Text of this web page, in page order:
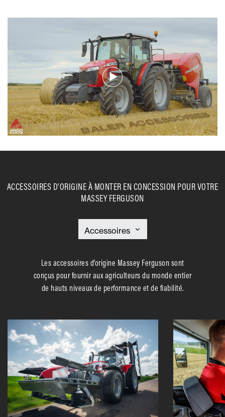
ACCESSOIRES D’ORIGINE À MONTER EN CONCESSION POUR VOTRE
MASSEY FERGUSON
Les accessoires d’origine Massey Ferguson sont
conçus pour fournir aux agriculteurs du monde entier
de hauts niveaux de performance et de fiabilité.